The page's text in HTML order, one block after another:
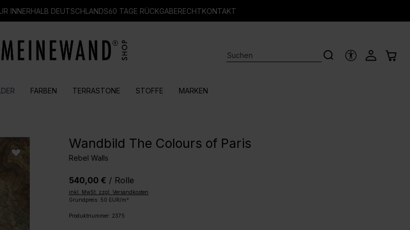
INNERHALB DEUTSCHLANDS60 TAGE RÜCKGABERECHTKONTAKT
HILFSTOOLS
FARBEN TERRASTONE STOFFE MARKEN
Wandbild The Colours of Paris
Rebel Walls
540,00 € / Rolle
inkl. MwSt. zzgl. Versandkosten
Grundpreis: 50 EUR/m²
Produktnummer: 2375